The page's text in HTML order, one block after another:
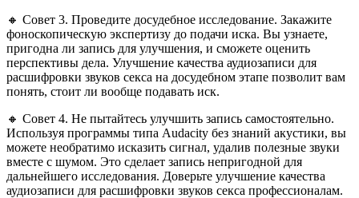
🔸 Совет 3. Проведите досудебное исследование. Закажите
фоноскопическую экспертизу до подачи иска. Вы узнаете,
пригодна ли запись для улучшения, и сможете оценить
перспективы дела. Улучшение качества аудиозаписи для
расшифровки звуков секса на досудебном этапе позволит вам
понять, стоит ли вообще подавать иск.
🔸 Совет 4. Не пытайтесь улучшить запись самостоятельно.
Используя программы типа Audacity без знаний акустики, вы
можете необратимо исказить сигнал, удалив полезные звуки
вместе с шумом. Это сделает запись непригодной для
дальнейшего исследования. Доверьте улучшение качества
аудиозаписи для расшифровки звуков секса профессионалам.